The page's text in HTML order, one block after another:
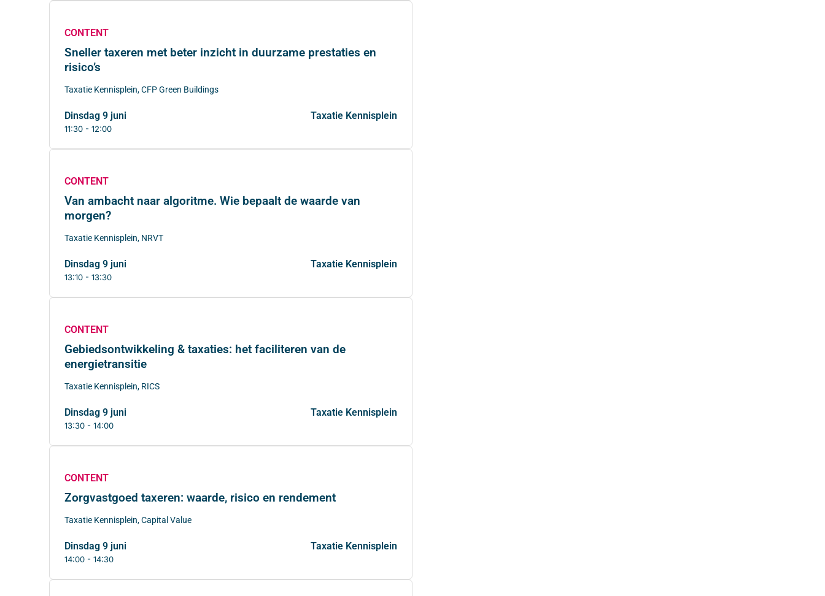
CONTENT
Sneller taxeren met beter inzicht in duurzame prestaties en
risico’s
Taxatie Kennisplein, CFP Green Buildings
dinsdag 9 juni
11:30 - 12:00
Taxatie Kennisplein
CONTENT
Van ambacht naar algoritme. Wie bepaalt de waarde van
morgen?
Taxatie Kennisplein, NRVT
dinsdag 9 juni
13:10 - 13:30
Taxatie Kennisplein
CONTENT
Gebiedsontwikkeling & taxaties: het faciliteren van de
energietransitie
Taxatie Kennisplein, RICS
dinsdag 9 juni
13:30 - 14:00
Taxatie Kennisplein
CONTENT
Zorgvastgoed taxeren: waarde, risico en rendement
Taxatie Kennisplein, Capital Value
dinsdag 9 juni
14:00 - 14:30
Taxatie Kennisplein